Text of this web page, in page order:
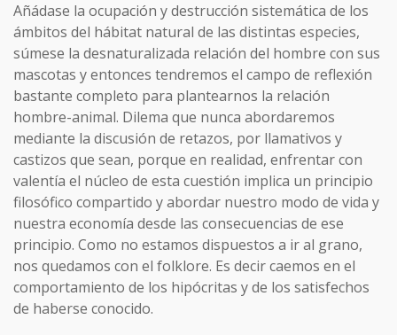
Añádase la ocupación y destrucción sistemática de los
ámbitos del hábitat natural de las distintas especies,
súmese la desnaturalizada relación del hombre con sus
mascotas y entonces tendremos el campo de reflexión
bastante completo para plantearnos la relación
hombre-animal. Dilema que nunca abordaremos
mediante la discusión de retazos, por llamativos y
castizos que sean, porque en realidad, enfrentar con
valentía el núcleo de esta cuestión implica un principio
filosófico compartido y abordar nuestro modo de vida y
nuestra economía desde las consecuencias de ese
principio. Como no estamos dispuestos a ir al grano,
nos quedamos con el folklore. Es decir caemos en el
comportamiento de los hipócritas y de los satisfechos
de haberse conocido.